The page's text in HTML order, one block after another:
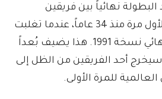
نهائياً بين فريقين
يتنافسان على اللقب لأول مرة منذ 34 عاماً، عندما تغلبت
غانا على إسبانيا في نهائي نسخة 1991. هذا يضيف بُعداً
سيخرج أحد الفريقين من الظل إلى
للمرة الأولى.